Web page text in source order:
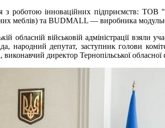
роботою інноваційних підприємств: ТОВ
меблів) та BUDMALL — виробника
обласній військовій адміністрації
народний депутат, заступник голови
директор Тернопільської обласної